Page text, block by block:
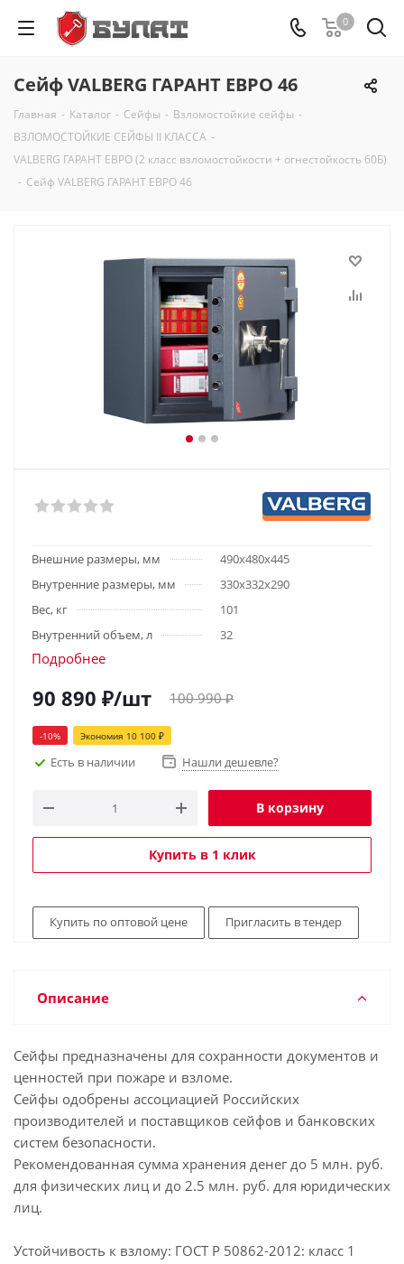
0
Сейф VALBERG ГАРАНТ ЕВРО 46
Главная - Каталог - Сейфы - Взломостойкие сейфы -
ВЗЛОМОСТОЙКИЕ СЕЙФЫ II КЛАССА -
VALBERG ГАРАНТ ЕВРО (2 класс взломостойкости + огнестойкость 60Б)
- Сейф VALBERG ГАРАНТ ЕВРО 46
Внешние размеры, мм
490х480х445
Внутренние размеры, мм
330х332х290
Вес, кг
101
Внутренний объем, л
32
Подробнее
90 890 ₽/шт 100 990₽
-10% Экономия 10 100 ₽
Есть в наличии Нашли дешевле?
В корзину
Купить в 1 клик
Купить по оптовой цене Пригласить в тендер
Описание
Сейфы предназначены для сохранности документов и
ценностей при пожаре и взломе.
Сейфы одобрены ассоциацией Российских
производителей и поставщиков сейфов и банковских
систем безопасности.
Рекомендованная сумма хранения денег до 5 млн. руб.
для физических лиц и до 2.5 млн. руб. для юридических
лиц.
Устойчивость к взлому: ГОСТ Р 50862-2012: класс 1